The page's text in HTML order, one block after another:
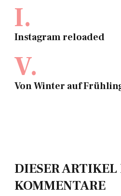
I.
Instagram reloaded
V.
Von Winter auf
DIESER
KOMMENTARE